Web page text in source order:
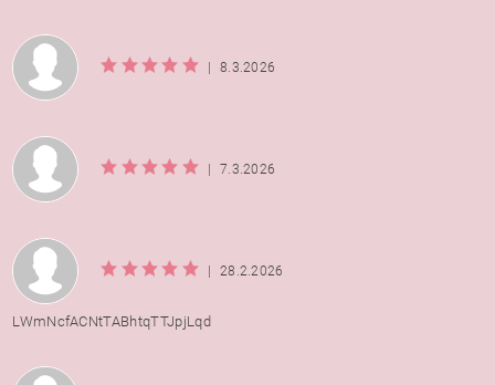
8.3.2026
7.3.2026
28.2.2026
LWmNcfACNtTABhtqTTJpjLqd